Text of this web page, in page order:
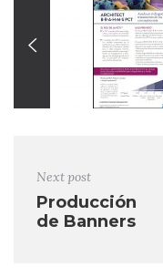
Next post
Producción
de Banners